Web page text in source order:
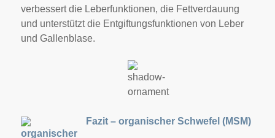
verbessert die Leberfunktionen, die Fettverdauung
und unterstützt die Entgiftungsfunktionen von Leber
und Gallenblase.
Fazit – organischer Schwefel (MSM)